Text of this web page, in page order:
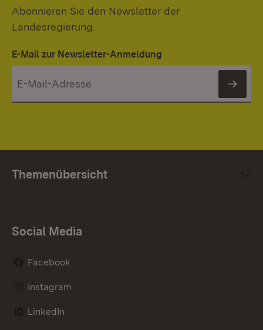
Abonnieren Sie den Newsletter der
Landesregierung.
E-Mail zur Newsletter-Anmeldung
Themenübersicht
Social Media
Facebook
Instagram
LinkedIn